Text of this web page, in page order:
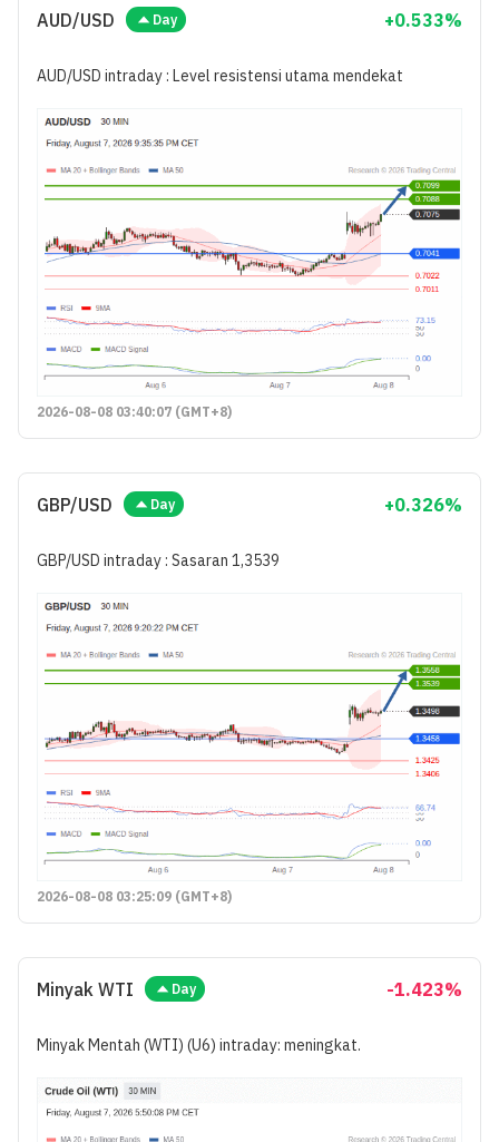
AUD/USD Day +0.533%
AUD/USD intraday : Level resistensi utama mendekat
2026-08-08 03:40:07 (GMT+8)
GBP/USD Day +0.326%
GBP/USD intraday : Sasaran 1,3539
2026-08-08 03:25:09 (GMT+8)
Minyak WTI Day -1.423%
Minyak Mentah (WTI) (U6) intraday: meningkat.